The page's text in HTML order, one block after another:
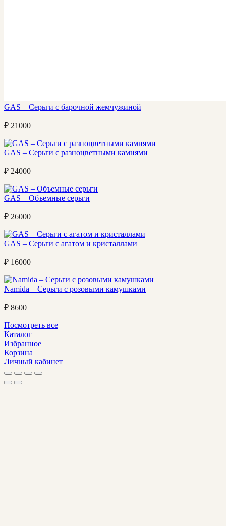
GAS – Серьги с барочной жемчужиной
₽ 21000
GAS – Серьги с разноцветными камнями
₽ 24000
GAS – Объемные серьги
₽ 26000
GAS – Серьги с агатом и кристаллами
₽ 16000
Namida – Серьги с розовыми камушками
₽ 8600
Посмотреть все
Каталог
Избранное
Корзина
Личный кабинет